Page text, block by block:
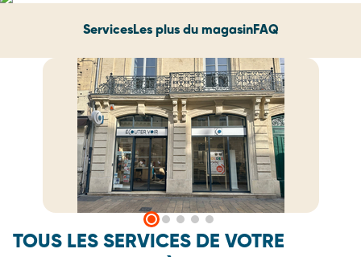
ServicesLes plus du magasinFAQ
TOUS LES SERVICES DE VOTRE